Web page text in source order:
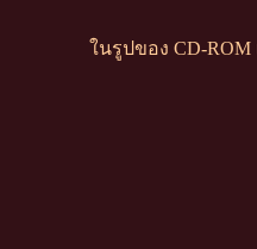
ในรูปของ CD-